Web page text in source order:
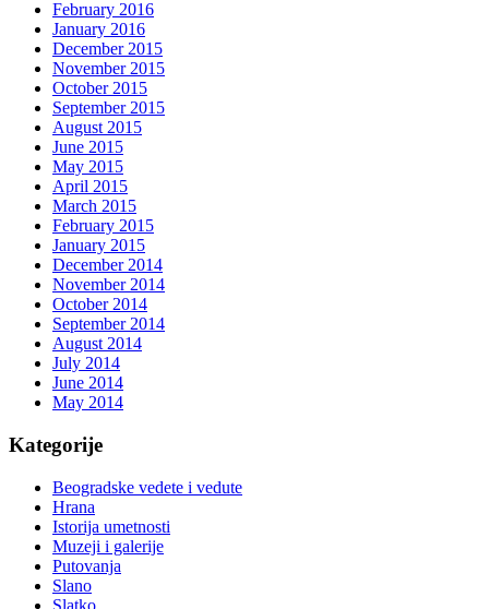
February 2016
January 2016
December 2015
November 2015
October 2015
September 2015
August 2015
June 2015
May 2015
April 2015
March 2015
February 2015
January 2015
December 2014
November 2014
October 2014
September 2014
August 2014
July 2014
June 2014
May 2014
Kategorije
Beogradske vedete i vedute
Hrana
Istorija umetnosti
Muzeji i galerije
Putovanja
Slano
Slatko